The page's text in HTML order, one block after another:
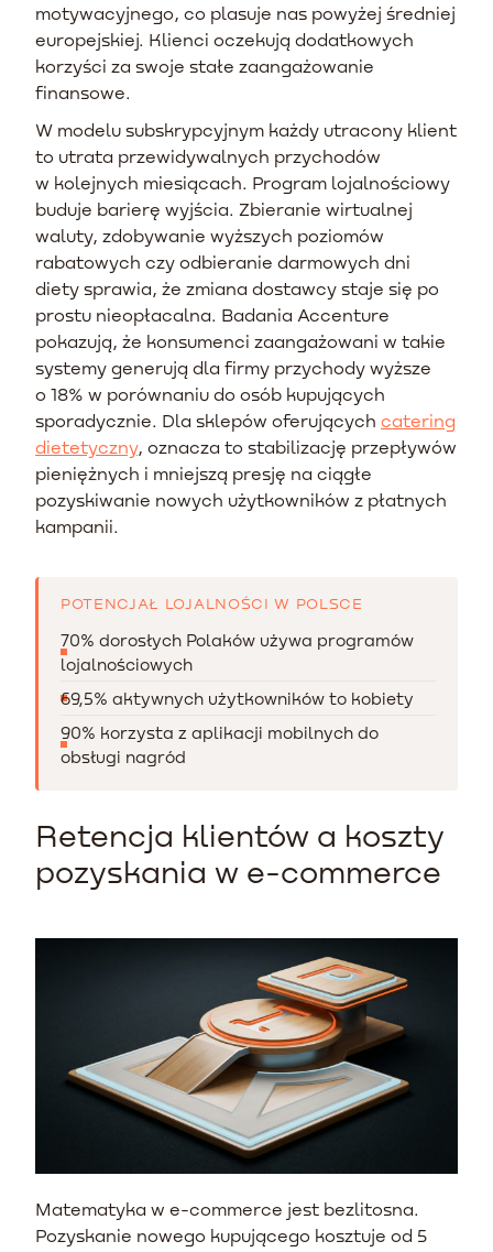
motywacyjnego, co plasuje nas powyżej średniej
europejskiej. Klienci oczekują dodatkowych
korzyści za swoje stałe zaangażowanie
finansowe.
W modelu subskrypcyjnym każdy utracony klient
to utrata przewidywalnych przychodów
w kolejnych miesiącach. Program lojalnościowy
buduje barierę wyjścia. Zbieranie wirtualnej
waluty, zdobywanie wyższych poziomów
rabatowych czy odbieranie darmowych dni
diety sprawia, że zmiana dostawcy staje się po
prostu nieopłacalna. Badania Accenture
pokazują, że konsumenci zaangażowani w takie
systemy generują dla firmy przychody wyższe
o 18% w porównaniu do osób kupujących
sporadycznie. Dla sklepów oferujących catering
dietetyczny, oznacza to stabilizację przepływów
pieniężnych i mniejszą presję na ciągłe
pozyskiwanie nowych użytkowników z płatnych
kampanii.
POTENCJAŁ LOJALNOŚCI W POLSCE
70% dorosłych Polaków używa programów
lojalnościowych
69,5% aktywnych użytkowników to kobiety
90% korzysta z aplikacji mobilnych do
obsługi nagród
Retencja klientów a koszty
pozyskania w e-commerce
Matematyka w e-commerce jest bezlitosna.
Pozyskanie nowego kupującego kosztuje od 5